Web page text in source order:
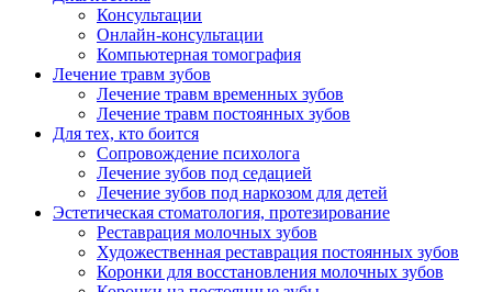
Консультации
Онлайн-консультации
Компьютерная томография
Лечение травм зубов
Лечение травм временных зубов
Лечение травм постоянных зубов
Для тех, кто боится
Сопровождение психолога
Лечение зубов под седацией
Лечение зубов под наркозом для детей
Эстетическая стоматология, протезирование
Реставрация молочных зубов
Художественная реставрация постоянных зубов
Коронки для восстановления молочных зубов